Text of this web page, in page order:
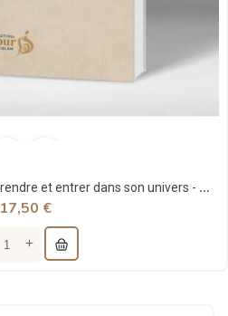
Savoir lire le Coran : le comprendre et entrer dans son univers - Vincent Souleymane
17,50 €